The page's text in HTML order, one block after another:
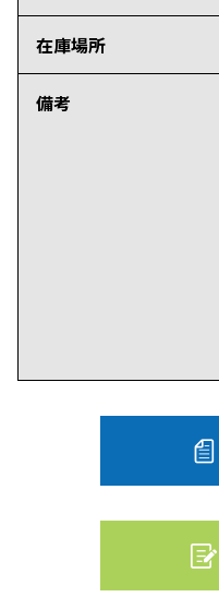
在庫場所
備考